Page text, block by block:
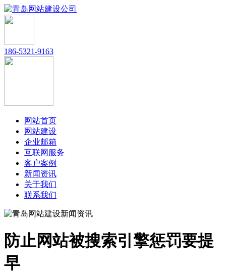
186-5321-9163
网站首页
网站建设
企业邮箱
互联网服务
客户案例
新闻资讯
关于我们
联系我们
防止网站被搜索引擎惩罚要提
早